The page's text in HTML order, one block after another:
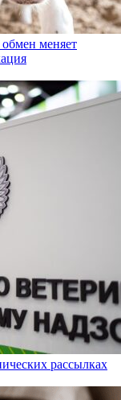
меняет
рассылках